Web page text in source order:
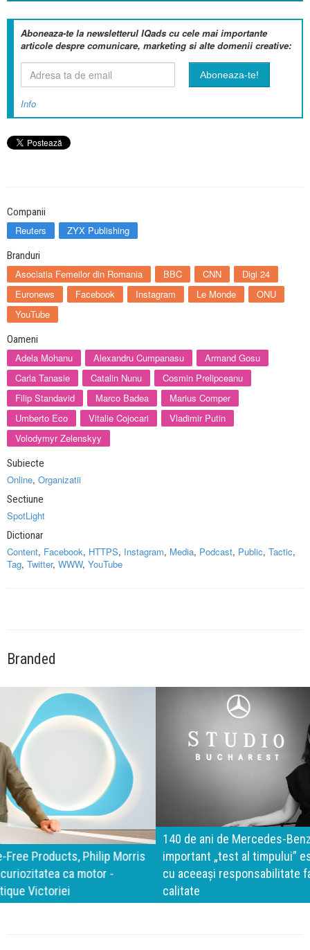
Aboneaza-te la newsletterul IQads cu cele mai importante
articole despre comunicare, marketing si alte domenii creative:
Info
Companii
Reuters ZYX Publishing
Branduri
Asociatia Femeilor din Romania BBC CNN
Digi 24
Euronews
Facebook Instagram Le Monde
ONU
YouTube
Oameni
Adela Mohanu Alexandru Cumpanasu
Armand Gosu
Carla Tanasie
Catalin Nunu
Cosmin Prelipceanu
Filip Standavid
Marco Badea
Marius Comper
Umberto Eco
Vitalie Cojocari
Vladimir Putin
Volodymyr Zelenskyy
Subiecte
Online, Organizatii
Sectiune
SpotLight
Dictionar
Content, Facebook, HTTPS, Instagram, Media, Podcast, Public, Tactic,
Tag, Twitter, WWW, YouTube
Branded
140 de ani de Mercedes-Benz. Ramona Pîrlog: Cel mai
important „test al timpului” este să inovăm constant, dar
cu aceeași responsabilitate față de oameni, siguranță și
calitate